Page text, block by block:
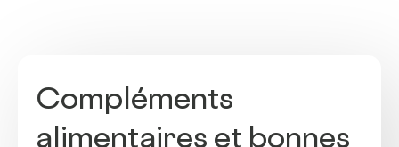
Compléments
alimentaires et bonnes